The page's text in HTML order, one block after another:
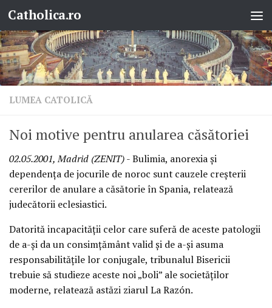
Skip to content
Catholica.ro
LUMEA CATOLICĂ
Noi motive pentru anularea căsătoriei
02.05.2001, Madrid (ZENIT)- Bulimia, anorexia şi
dependenţa de jocurile de noroc sunt cauzele creşterii
cererilor de anulare a căsătorie în Spania, relatează
judecătorii eclesiastici.
Datorită incapacităţii celor care suferă de aceste patologii
de a-şi da un consimţământ valid şi de a-şi asuma
responsabilităţile lor conjugale, tribunalul Bisericii
trebuie să studieze aceste noi „boli” ale societăţilor
moderne, relatează astăzi ziarul La Razón.